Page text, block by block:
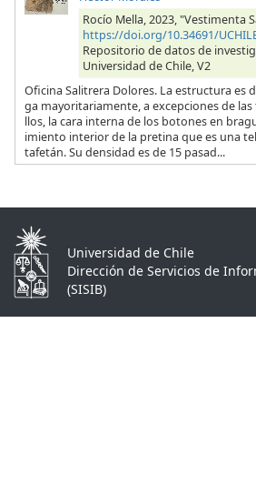
Rocío Mella, 2023, "Vestimenta
https://doi.org/10.34691/
Repositorio de datos de
Universidad de Chile, V2
Oficina Salitrera Dolores. La estructura es
ga mayoritariamente, a excepciones de
llos, la cara interna de los botones en
imiento interior de la pretina que es una
tafetán. Su densidad es de 15 pasad...
Universidad de Chile
Dirección de Servicios de
(SISIB)